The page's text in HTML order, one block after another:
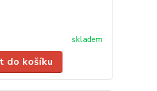
skladem
do košíku